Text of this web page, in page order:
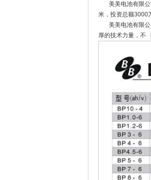
美美电池有限公
米，投资总额3000
美美电池有限公
厚的技术力量，不